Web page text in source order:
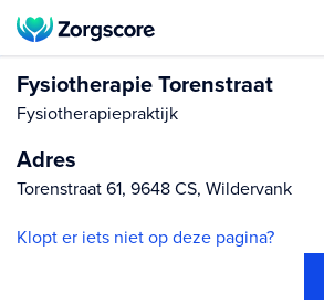
Fysiotherapie Torenstraat
Fysiotherapiepraktijk
Adres
Torenstraat 61, 9648 CS, Wildervank
Klopt er iets niet op deze pagina?